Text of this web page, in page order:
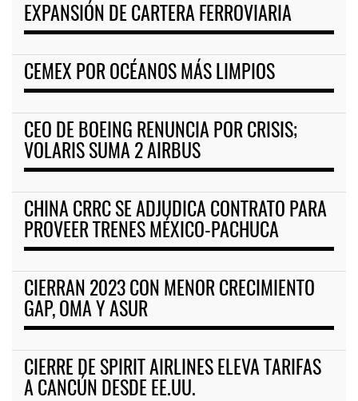
EXPANSIÓN DE CARTERA FERROVIARIA
CEMEX POR OCÉANOS MÁS LIMPIOS
CEO DE BOEING RENUNCIA POR CRISIS;
VOLARIS SUMA 2 AIRBUS
CHINA CRRC SE ADJUDICA CONTRATO PARA
PROVEER TRENES MÉXICO-PACHUCA
CIERRAN 2023 CON MENOR CRECIMIENTO
GAP, OMA Y ASUR
CIERRE DE SPIRIT AIRLINES ELEVA TARIFAS
A CANCÚN DESDE EE.UU.